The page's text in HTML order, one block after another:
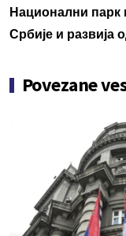
Национални парк
Србије и развија
Povezane